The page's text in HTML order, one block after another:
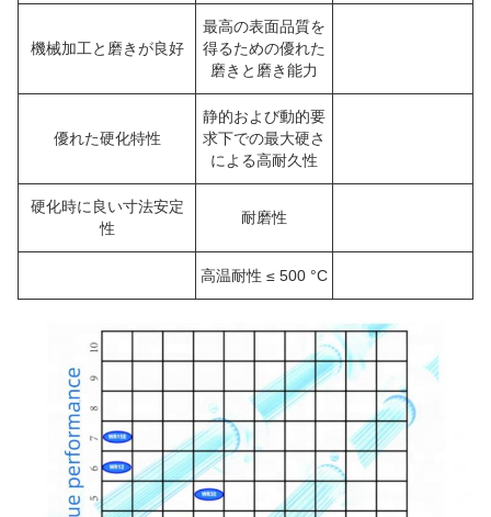
機械加工と磨きが良好
最高の表面品質を
得るための優れた
磨きと磨き能力
優れた硬化特性
静的および動的要
求下での最大硬さ
による高耐久性
硬化時に良い寸法安定
性
耐磨性
高温耐性 ≤ 500 °C